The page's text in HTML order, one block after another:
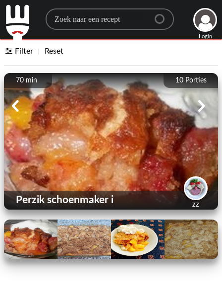
Search for a recipe
Login
Filter Reset
10 Porties
70 min
ZZ
Perzik schoenmaker i